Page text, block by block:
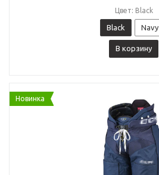
Цвет: Black
Black Navy
В корзину
Новинка